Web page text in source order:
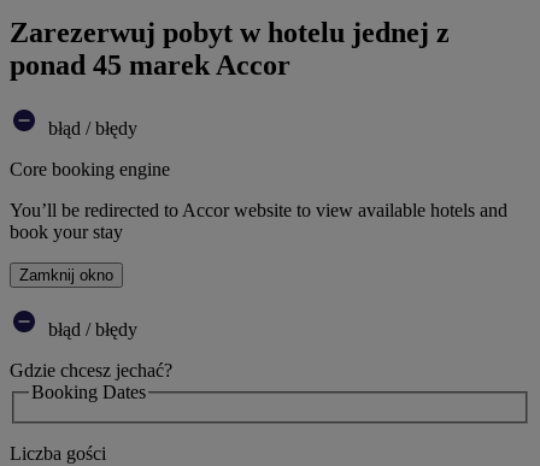
Zarezerwuj pobyt w hotelu jednej z
ponad 45 marek Accor
błąd / błędy
Core booking engine
You’ll be redirected to Accor website to view available hotels and
book your stay
Zamknij okno
błąd / błędy
Gdzie chcesz jechać?
Booking Dates
Liczba gości